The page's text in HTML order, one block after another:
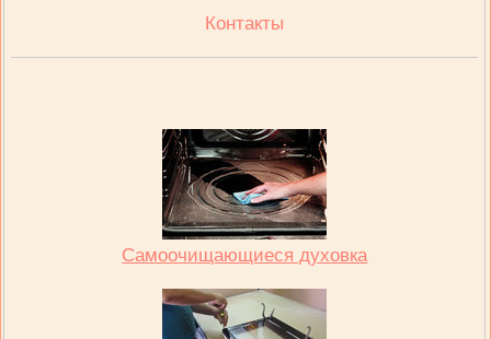
Контакты
Самоочищающиеся духовка